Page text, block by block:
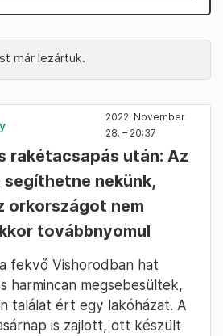
már lezártuk.
2022. November
28. – 20:37
rakétacsapás után: Az
segíthetne nekünk,
orkországot nem
továbbnyomul
fekvő Vishorodban hat
harmincan megsebesültek,
találat ért egy lakóházat. A
is zajlott, ott készült